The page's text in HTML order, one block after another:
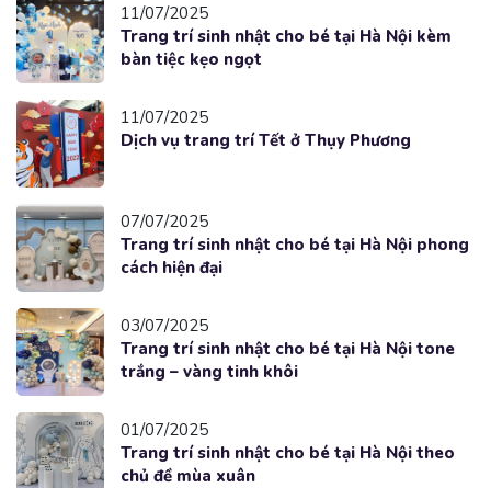
11/07/2025
Trang trí sinh nhật cho bé tại Hà Nội kèm
bàn tiệc kẹo ngọt
11/07/2025
Dịch vụ trang trí Tết ở Thụy Phương
07/07/2025
Trang trí sinh nhật cho bé tại Hà Nội phong
cách hiện đại
03/07/2025
Trang trí sinh nhật cho bé tại Hà Nội tone
trắng – vàng tinh khôi
01/07/2025
Trang trí sinh nhật cho bé tại Hà Nội theo
chủ đề mùa xuân